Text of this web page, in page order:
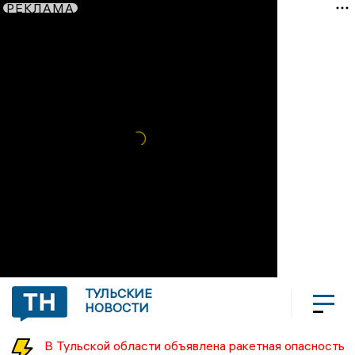
РЕКЛАМА
ТУЛЬСКИЕ
НОВОСТИ
В Тульской области объявлена ракетная опасность